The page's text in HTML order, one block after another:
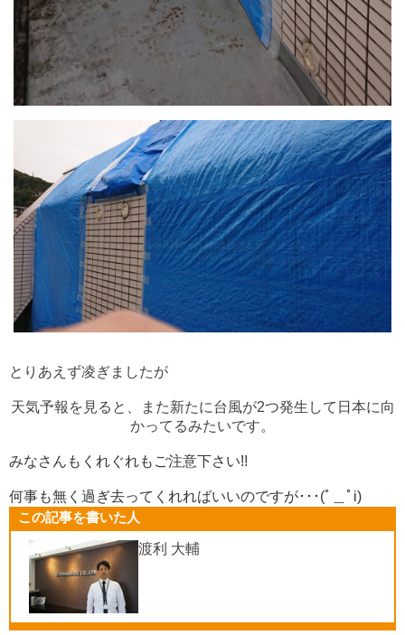
とりあえず凌ぎましたが
天気予報を見ると、また新たに台風が2つ発生して日本に向
かってるみたいです。
みなさんもくれぐれもご注意下さい!!
何事も無く過ぎ去ってくれればいいのですが･･･(ﾟ＿ﾟi)
この記事を書いた人
渡利 大輔